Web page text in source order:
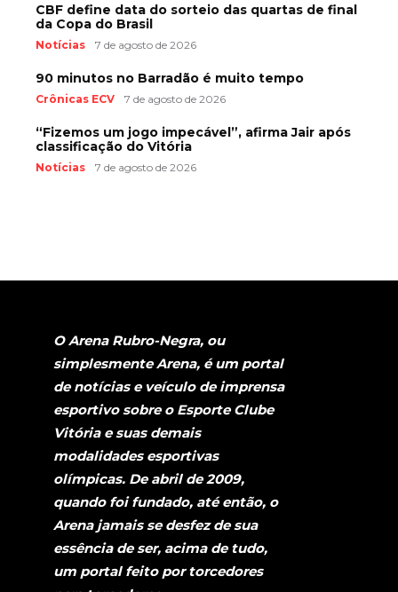
CBF define data do sorteio das quartas de final
da Copa do Brasil
Notícias 7 de agosto de 2026
90 minutos no Barradão é muito tempo
Crônicas ECV 7 de agosto de 2026
“Fizemos um jogo impecável”, afirma Jair após
classificação do Vitória
Notícias 7 de agosto de 2026
O Arena Rubro-Negra, ou
simplesmente Arena, é um portal
de notícias e veículo de imprensa
esportivo sobre o Esporte Clube
Vitória e suas demais
modalidades esportivas
olímpicas. De abril de 2009,
quando foi fundado, até então, o
Arena jamais se desfez de sua
essência de ser, acima de tudo,
um portal feito por torcedores